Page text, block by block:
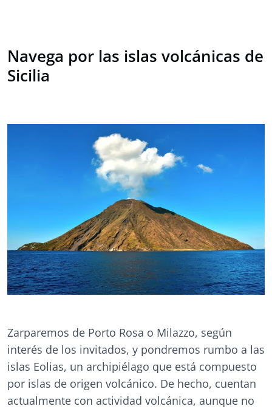
Navega por las islas volcánicas de
Sicilia
Zarparemos de Porto Rosa o Milazzo, según
interés de los invitados, y pondremos rumbo a las
islas Eolias, un archipiélago que está compuesto
por islas de origen volcánico. De hecho, cuentan
actualmente con actividad volcánica, aunque no